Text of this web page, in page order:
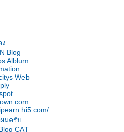
Blog
Alblum
Web
มครับ
CAT